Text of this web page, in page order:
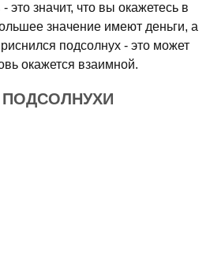
это значит, что вы окажетесь в
значение имеют деньги, а
подсолнух - это может
окажется взаимной.